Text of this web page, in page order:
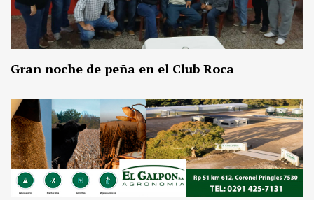
Gran noche de peña en el Club Roca